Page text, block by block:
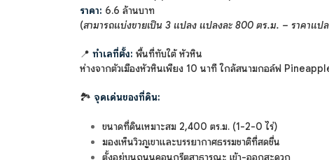
ราคา: 6.6 ล้านบาท
(สามารถแบ่งขายเป็น 3 แปลง แปลงละ 800 ตร.ม. – ราคาแป
📍 ทำเลที่ตั้ง: พื้นที่ทับใต้ หัวหิน
ห่างจากตัวเมืองหัวหินเพียง 10 นาที ใกล้สนามกอล์ฟ
🏞 จุดเด่นของที่ดิน:
ขนาดที่ดินเหมาะสม 2,400 ตร.ม. (1-2-0 ไร่)
มองเห็นวิวภูเขาและบรรยากาศธรรมชาติที่สดชื่น
ตั้งอยู่บนถนนคอนกรีตสาธารณะ เข้า-ออกสะดวก